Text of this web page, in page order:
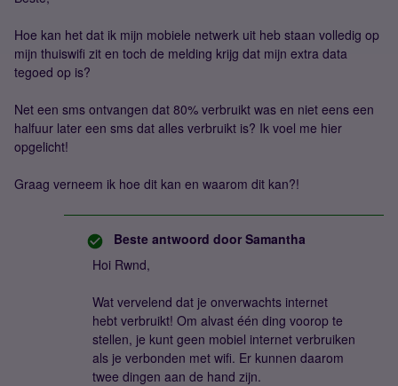
Hoe kan het dat ik mijn mobiele netwerk uit heb staan volledig op
mijn thuiswifi zit en toch de melding krijg dat mijn extra data
tegoed op is?
Net een sms ontvangen dat 80% verbruikt was en niet eens een
halfuur later een sms dat alles verbruikt is? Ik voel me hier
opgelicht!
Graag verneem ik hoe dit kan en waarom dit kan?!
Beste antwoord door Samantha
Hoi Rwnd,
Wat vervelend dat je onverwachts internet
hebt verbruikt! Om alvast één ding voorop te
stellen, je kunt geen mobiel internet verbruiken
als je verbonden met wifi. Er kunnen daarom
twee dingen aan de hand zijn.